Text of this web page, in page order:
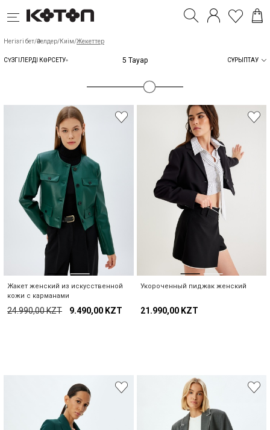
Негізгі бет/Әйелдер/Киім/Жекеттер
СҮЗГІЛЕРДІ КӨРСЕТУ 5 Тауар СҰРЫПТАУ
Жакет женский из искусственной
кожи с карманами
24.990,00 KZT 9.490,00 KZT
Укороченный пиджак женский
21.990,00 KZT